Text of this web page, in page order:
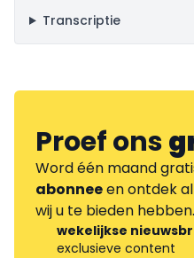
Transcriptie
Proef ons
Word één maand
abonneeen ontdek
wij u te bieden hebben.
wekelijkse
exclusieve content